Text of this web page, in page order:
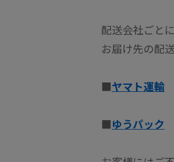
配送会社ごと
お届け先の配
■ヤマト運輸
■ゆうパック